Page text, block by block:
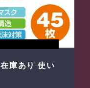
庫あり 使い